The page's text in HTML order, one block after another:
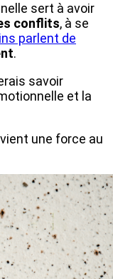
sert à avoir
conflits, à se
parlent de
.
savoir
et la
une force au